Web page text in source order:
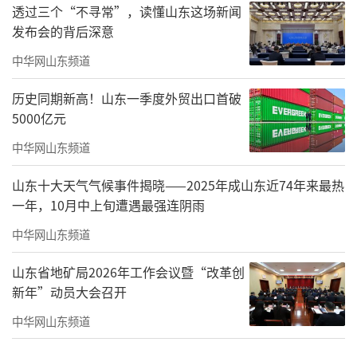
活动由山东艺术学院党委主办，党委统战
部、离退休党委、音乐学院党委、现代音乐学
院党总支联合承办，各民主党派教师代表、离
退休党员代表、文东社区党员代表以及两院师
透过三个“不寻常”，读懂山东这场新闻
发布会的背后深意
中华网山东频道
历史同期新高！山东一季度外贸出口首破
5000亿元
中华网山东频道
山东十大天气气候事件揭晓——2025年成山东近74年来最热
一年，10月中上旬遭遇最强连阴雨
中华网山东频道
山东省地矿局2026年工作会议暨“改革创
新年”动员大会召开
中华网山东频道